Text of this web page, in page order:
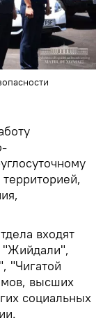
входят
"Жийдали",
"Чигатой
высших
социальных